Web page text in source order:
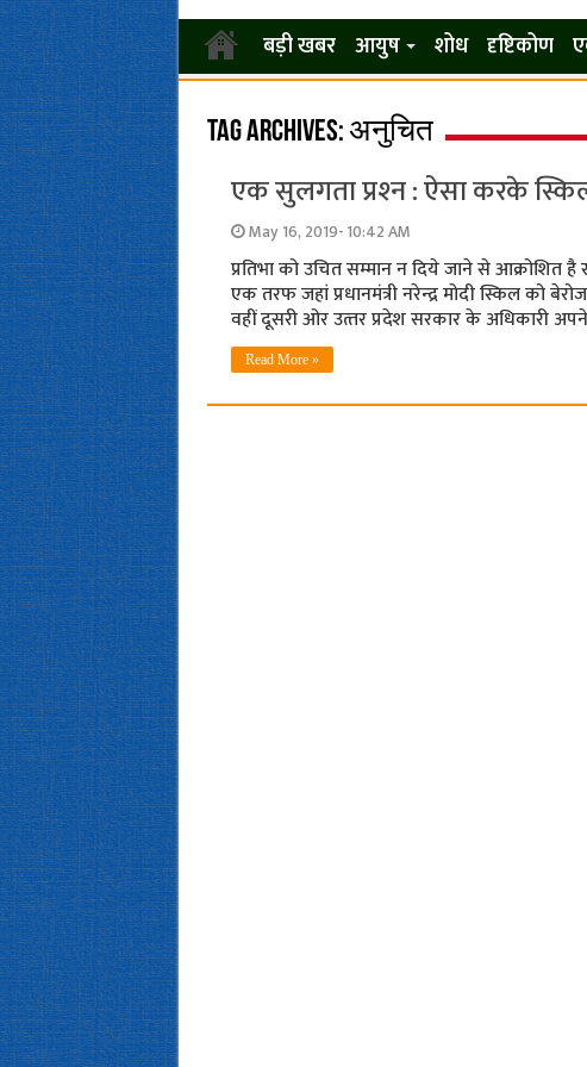
बड़ी खबर आयुष शोध दृष्टिकोण
Tag Archives:अनुचित
एक सुलगता प्रश्‍न : ऐसा करके
May 16, 2019- 10:42 AM
प्रतिभा को उचित सम्‍मान न दिये जाने से आक्रोशित
एक तरफ जहां प्रधानमंत्री नरेन्‍द्र मोदी स्किल को
वहीं दूसरी ओर उत्‍तर प्रदेश सरकार के अधिकारी
Read More »